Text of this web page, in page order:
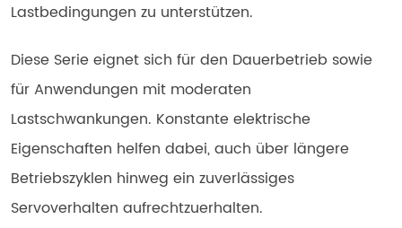
Lastbedingungen zu unterstützen.
Diese Serie eignet sich für den Dauerbetrieb sowie
für Anwendungen mit moderaten
Lastschwankungen. Konstante elektrische
Eigenschaften helfen dabei, auch über längere
Betriebszyklen hinweg ein zuverlässiges
Servoverhalten aufrechtzuerhalten.